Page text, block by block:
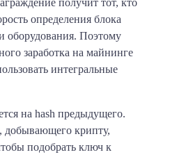
получит тот, кто
определения блока
оборудования. Поэтому
заработка на майнинге
интегральные
на hash предыдущего.
добывающего крипту,
подобрать ключ к